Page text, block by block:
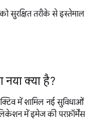
तरीके से इस्तेमाल
क्या है?
में शामिल नई सुविधाओं
में इमेज की परफ़ॉर्मेंस